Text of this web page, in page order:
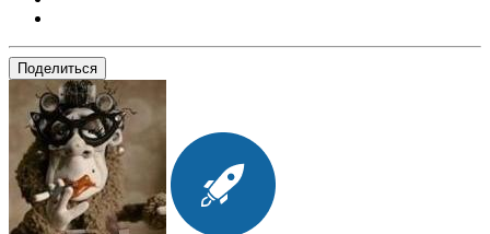
Поделиться